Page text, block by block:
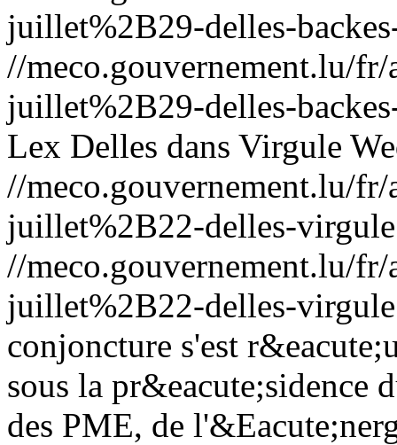
juillet%2B29-delles-
//meco.gouvernement.lu/
juillet%2B29-delles-
Lex Delles dans Virgule
//meco.gouvernement.lu/
juillet%2B22-delles-
//meco.gouvernement.lu/
juillet%2B22-delles-
conjoncture s'est
sous la pr&eacute;sidence
des PME, de